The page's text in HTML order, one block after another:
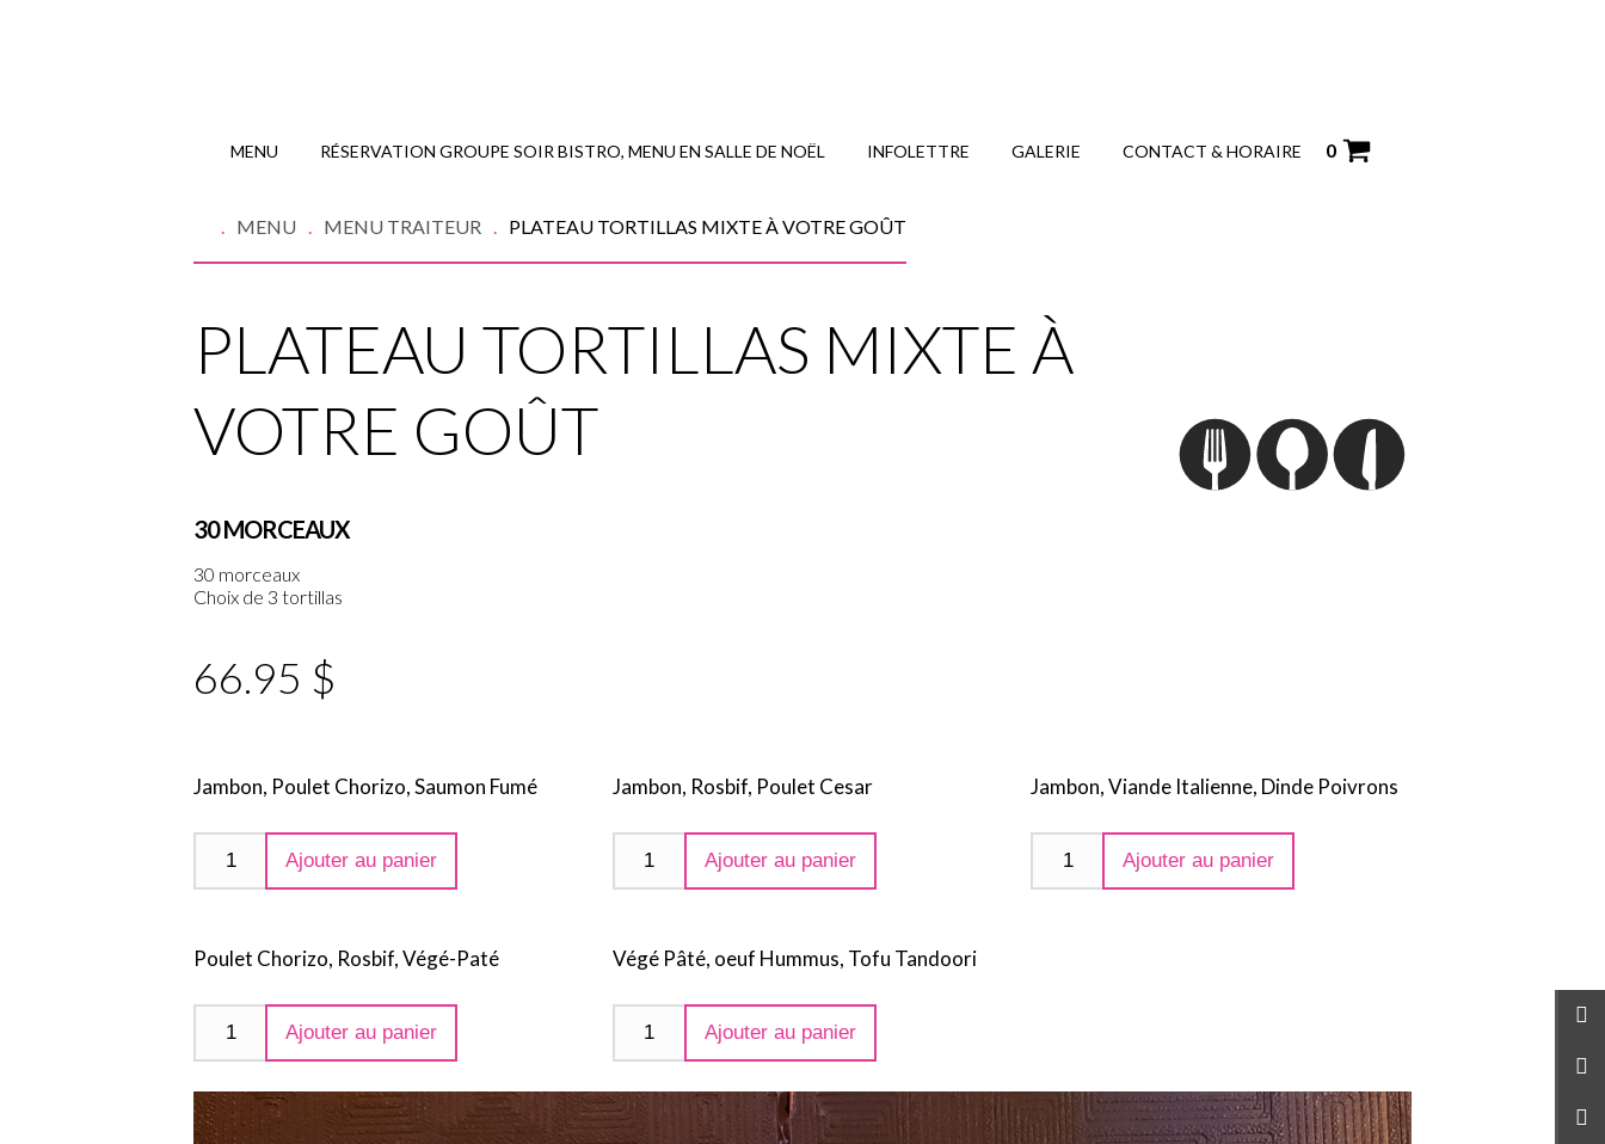
MENU RÉSERVATION GROUPE SOIR BISTRO, MENU EN SALLE DE NOËL INFOLETTRE GALERIE CONTACT & HORAIRE 0
MENU MENU TRAITEUR PLATEAU TORTILLAS MIXTE À VOTRE GOÛT
PLATEAU TORTILLAS MIXTE À
VOTRE GOÛT
30 MORCEAUX
30 morceaux
Choix de 3 tortillas
66.95 $
Jambon, Poulet Chorizo, Saumon Fumé
Ajouter au panier
Jambon, Rosbif, Poulet Cesar
Ajouter au panier
Jambon, Viande Italienne, Dinde Poivrons
Ajouter au panier
Poulet Chorizo, Rosbif, Végé-Paté
Ajouter au panier
Végé Pâté, oeuf Hummus, Tofu Tandoori
Ajouter au panier